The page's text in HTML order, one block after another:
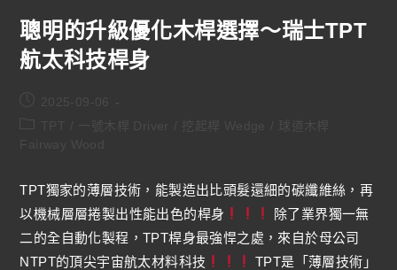
聰明的升級優化木桿選擇～瑞士TPT
航太科技桿身
2025-09-06
TPT獨家的薄層技術，能製造出比頭髮還細的碳纖維絲，再
以機械層層捲製出性能出色的桿身
除了業界獨一無
二的全自動化製程，TPT桿身最強悍之處，來自於母公司
NTPT的頂尖宇宙航太材料科技
TPT是「薄層技術」